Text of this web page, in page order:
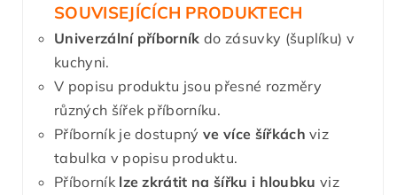
SOUVISEJÍCÍCH PRODUKTECH
Univerzální příborník do zásuvky (šuplíku) v
kuchyni.
V popisu produktu jsou přesné rozměry
různých šířek příborníku.
Příborník je dostupnýve více šířkách viz
tabulka v popisu produktu.
Příborník lze zkrátit na šířku i hloubkuviz